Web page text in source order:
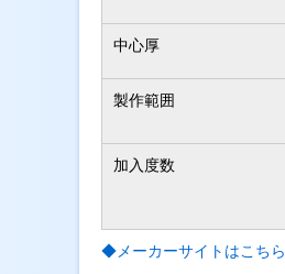
中心厚
製作範囲
加入度数
◆メーカーサイトはこちら